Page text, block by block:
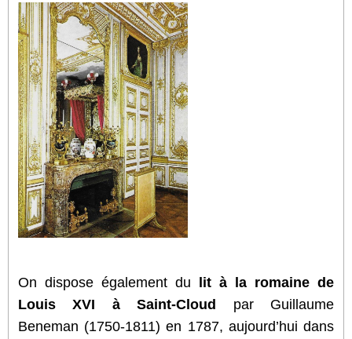
On dispose également du lit à la romaine de
Louis XVI à Saint-Cloud par Guillaume
Beneman (1750-1811) en 1787, aujourd’hui dans